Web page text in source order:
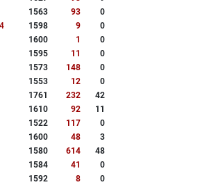
1563 93
0
1598 9
0
1600 1
0
1595 11
0
1573 148
0
1553 12
0
1761 232
42
1610 92
11
1522 117
0
1600 48
3
1580 614
48
1584 41
0
1592 8
0